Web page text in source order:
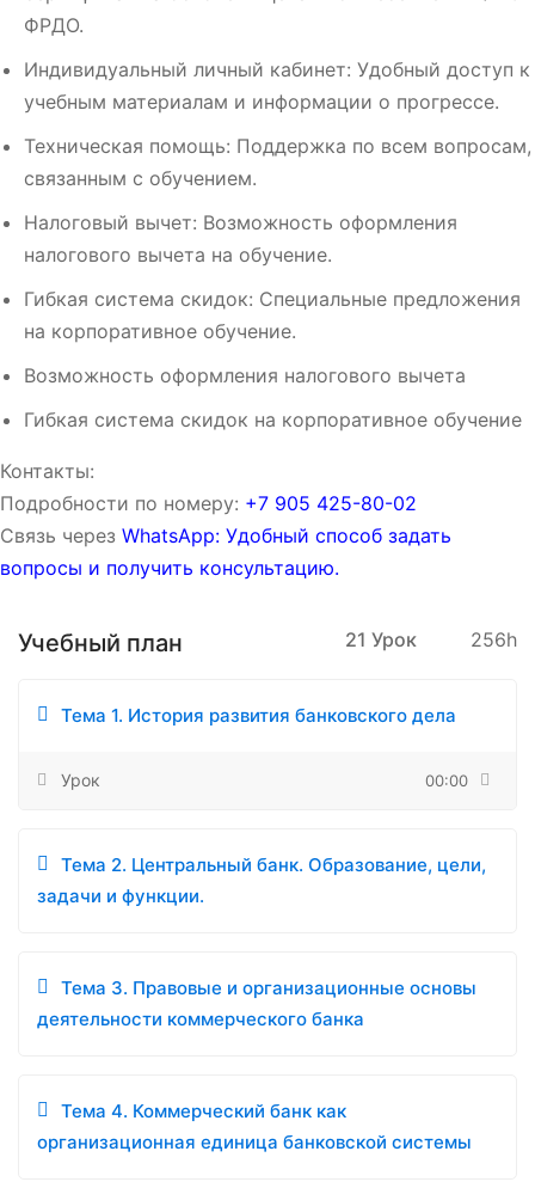
ФРДО.
Индивидуальный личный кабинет: Удобный доступ к
учебным материалам и информации о прогрессе.
Техническая помощь: Поддержка по всем вопросам,
связанным с обучением.
Налоговый вычет: Возможность оформления
налогового вычета на обучение.
Гибкая система скидок: Специальные предложения
на корпоративное обучение.
Возможность оформления налогового вычета
Гибкая система скидок на корпоративное обучение
Контакты:
Подробности по номеру: ‪‪+7 905 425-80-02‬‬
Связь через WhatsApp: Удобный способ задать
вопросы и получить консультацию.
Учебный план 21 Урок 256h
Тема 1. История развития банковского дела
Урок 00:00
Тема 2. Центральный банк. Образование, цели,
задачи и функции.
Тема 3. Правовые и организационные основы
деятельности коммерческого банка
Тема 4. Коммерческий банк как
организационная единица банковской системы